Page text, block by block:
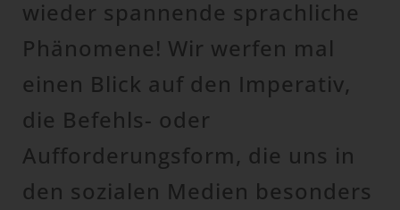
wieder spannende sprachliche
Phänomene! Wir werfen mal
einen Blick auf den Imperativ,
die Befehls- oder
Aufforderungsform, die uns in
den sozialen Medien besonders